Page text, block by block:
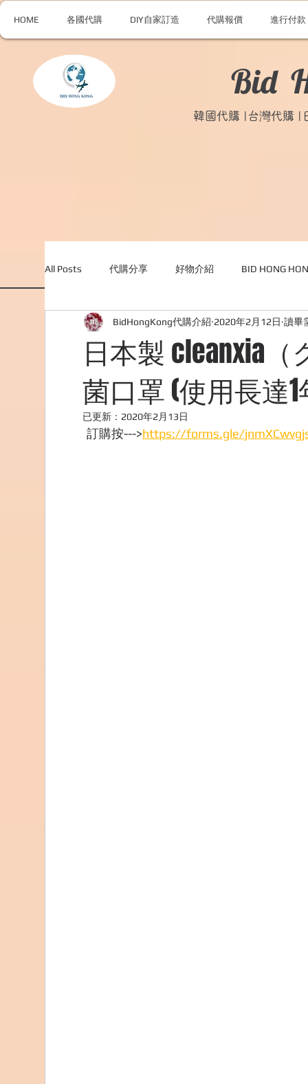
HOME 各國代購 DIY自家訂造 代購報價 進行付款
Bid
韓國代購 |台灣代購 |
All Posts 代購分享 好物介紹 BID HONG
外國購物網站介紹 ABOUT ME ABOUT
美食團購 購物 台灣代購網站
日本製 cleanxia
菌口罩 (使用長達
BidHongKong代購介紹 2020年2月12日 讀畢
已更新： 2020年2月13日
訂購按--->https://forms.gle/